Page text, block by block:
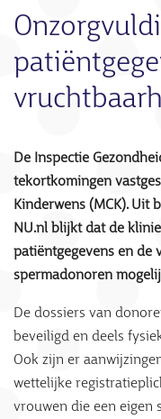
De Inspectie
tekortkomingen
Kinderwens (MCK). Uit
NU.nl blijkt dat de
patiëntgegevens en de
spermadonoren
De dossiers van
beveiligd en deels
Ook zijn er
wettelijke
vrouwen die een eigen